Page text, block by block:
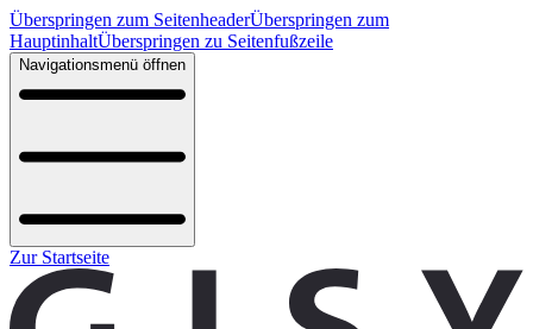
Überspringen zum SeitenheaderÜberspringen zum
HauptinhaltÜberspringen zu Seitenfußzeile
Navigationsmenü öffnen
Zur Startseite